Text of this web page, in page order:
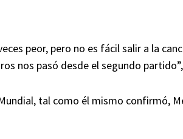
peor, pero no es fácil salir a la
nos pasó desde el segundo
tal como él mismo confirmó,